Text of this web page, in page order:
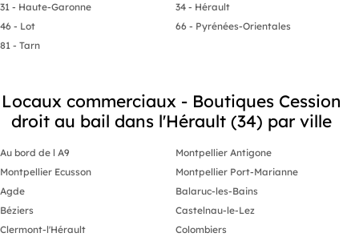
honoraires d'agence inclus, à la charge
du vendeur. Atouts de l'emplacement : •
Cœur de l'Écusson, quartier piétonnier
le plus fréquenté de Montpellier •
place de la Comédie, de la rue de la
Loge et du Carré Sainte-Anne •
Accessibilité optimale : 4 lignes de
lignes de bus à quelques minutes à
proximité • Clientèle mixte :
montpelliérains, étudiants, touristes et
clientèle d'affaires toute l'année Une
opportunité à saisir rapidement dans
l'un des emplacements les plus
31 - Haute-Garonne
34 - Hérault
46 - Lot
66 - Pyrénées-Orientales
81 - Tarn
Locaux commerciaux - Boutiques Cession
droit au bail dans l'Hérault (34) par ville
Au bord de l A9
Montpellier Antigone
Montpellier Ecusson
Montpellier Port-Marianne
Agde
Balaruc-les-Bains
Béziers
Castelnau-le-Lez
Clermont-l'Hérault
Colombiers